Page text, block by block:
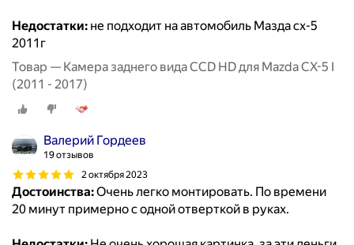
Недостатки: не подходит на автомобиль Мазда cx-5
2011г
Товар — Камера заднего вида CCD HD для Mazda CX-5 I
(2011 - 2017)
Валерий Гордеев
19 отзывов
2 октября 2023
Достоинства:Очень легко монтировать. По времени
20 минут примерно с одной отверткой в руках.